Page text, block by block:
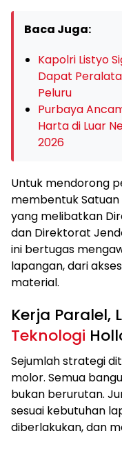
Baca Juga:
Kapolri Listyo
Dapat
Peluru
Purbaya
Harta di Luar
2026
Untuk mendorong
membentuk
yang melibatkan
dan Direktorat
ini bertugas
lapangan, dari
material.
Kerja Paralel,
Teknologi
Sejumlah strategi
molor. Semua
bukan berurutan.
sesuai kebutuhan
diberlakukan, dan